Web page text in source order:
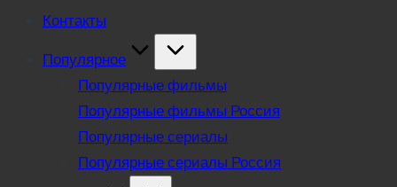
Контакты
Популярное
Популярные фильмы
Популярные фильмы Россия
Популярные сериалы
Популярные сериалы Россия